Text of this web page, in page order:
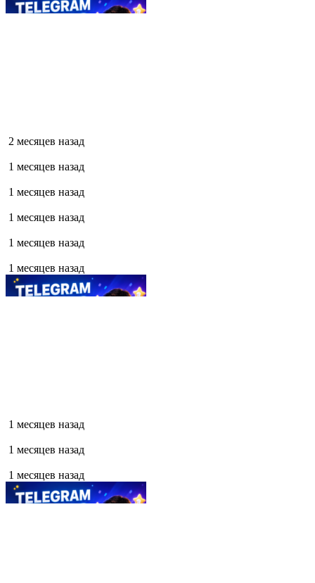
2 месяцев назад
1 месяцев назад
1 месяцев назад
1 месяцев назад
1 месяцев назад
1 месяцев назад
1 месяцев назад
1 месяцев назад
1 месяцев назад